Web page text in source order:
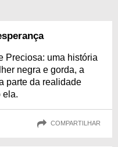
Preciosa: uma história
negra e gorda, a
parte da realidade
ela.
COMPARTILHAR